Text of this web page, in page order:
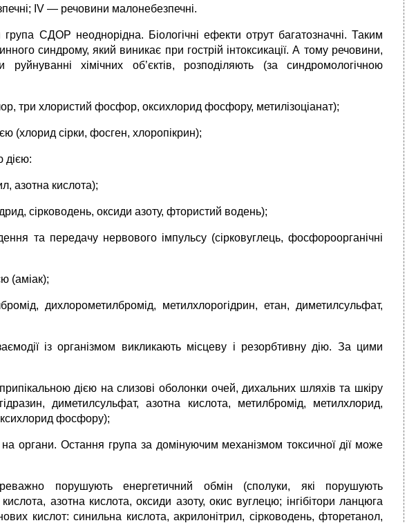
ІV ― речовини малонебезпечні.
СДОР неоднорідна. Біологічні ефекти отрут багатозначні. Таким
синдрому, який виникає при гострій інтоксикації. А тому речовини,
хiмiчних об’єктiв, розподіляють (за синдромологічною
три хлористий фосфор, оксихлорид фосфору, метилiзоціанат);
(хлорид сiрки, фосген, хлоропiкрин);
дiєю:
азотна кислота);
сiрководень, оксиди азоту, фтористий водень);
та передачу нервового iмпульсу (сiрковуглець, фосфороорганічні
(амiак);
дихлорометилбромiд, метилхлорогiдрин, етан, диметилсульфат,
із організмом викликають місцеву і резорбтивну дію. За цими
дiєю на слизовi оболонки очей, дихальних шляхiв та шкiру
диметилсульфат, азотна кислота, метилбромiд, метилхлорид,
фосфору);
органи. Остання група за домiнуючим механiзмом токсичної дiї може
порушують енергетичний обмiн (сполуки, якi порушують
азотна кислота, оксиди азоту, окис вуглецю; інгiбiтори ланцюга
кислот: синильна кислота, акрилонiтрил, сiрководень, фторетанол,